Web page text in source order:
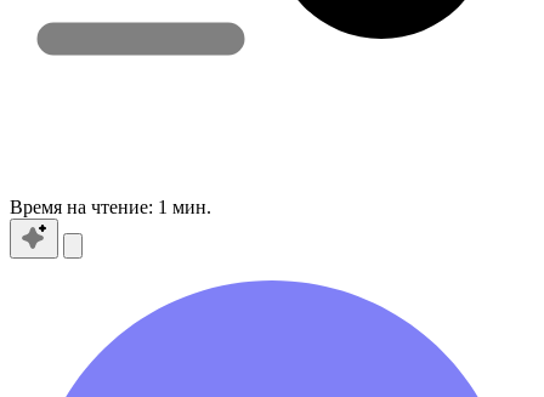
Время на чтение: 1 мин.